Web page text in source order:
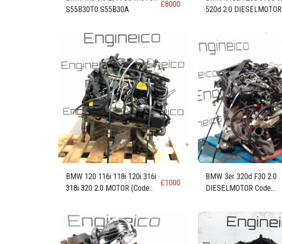
S55B30T0 S55B30A
£8000
520d 2.0 DIESELMOTOR
BMW 120 116i 118i 120i 316i
318i 320 2.0 MOTOR (Code
£1000
BMW 3er 320d F30 2.0
DIESELMOTOR Code
PS